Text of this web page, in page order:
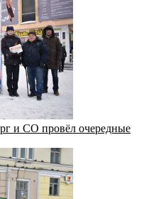
и СО провёл очередные